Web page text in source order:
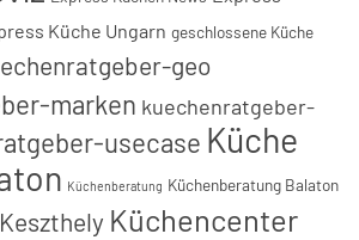
Küche Ungarn geschlossene Küche
geo
marken kuechenratgeber-
usecase Küche
Küchenberatung Küchenberatung Balaton
Küchencenter